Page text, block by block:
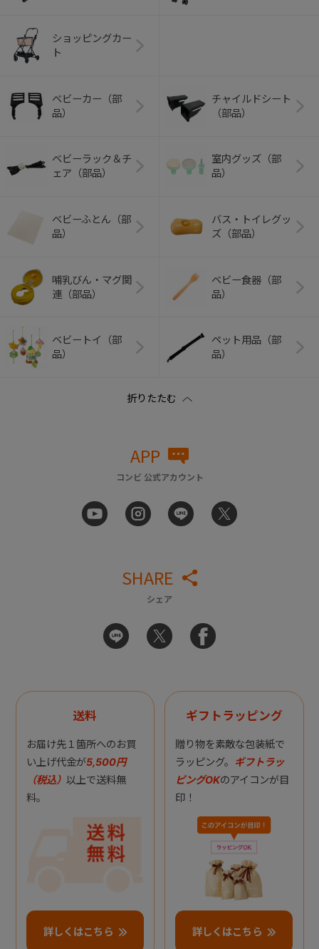
ショッピングカー
ト
ベビーカー（部
品）
チャイルドシート
（部品）
ベビーラック＆チ
ェア（部品）
室内グッズ（部
品）
ベビーふとん（部
品）
バス・トイレグッ
ズ（部品）
哺乳びん・マグ関
連（部品）
ベビー食器（部
品）
ベビートイ（部
品）
ペット用品（部
品）
APP
コンビ 公式アカウント
SHARE
シェア
送料
お届け先１箇所へのお買
い上げ代金が5,500円
（税込） 以上で送料無
料。
詳しくはこちら
ギフトラッピング
贈り物を素敵な包装紙で
ラッピング。 ギフトラッ
ピングOKのアイコンが目
印！
詳しくはこちら